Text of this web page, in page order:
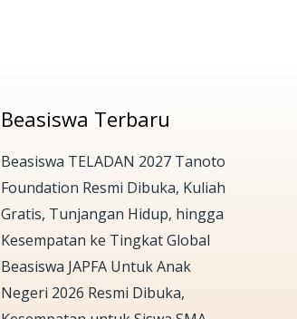
Beasiswa Terbaru
Beasiswa TELADAN 2027 Tanoto
Foundation Resmi Dibuka, Kuliah
Gratis, Tunjangan Hidup, hingga
Kesempatan ke Tingkat Global
Beasiswa JAPFA Untuk Anak
Negeri 2026 Resmi Dibuka,